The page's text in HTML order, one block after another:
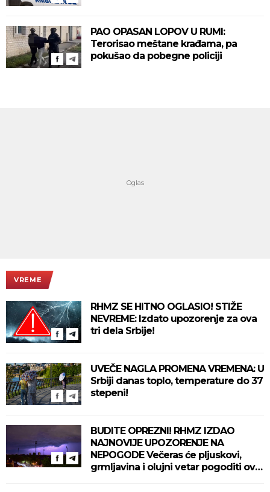
PAO OPASAN LOPOV U RUMI:
Terorisao meštane krađama, pa
pokušao da pobegne policiji
VREME
RHMZ SE HITNO OGLASIO! STIŽE
NEVREME: Izdato upozorenje za ova
tri dela Srbije!
UVEČE NAGLA PROMENA VREMENA: U
Srbiji danas toplo, temperature do 37
stepeni!
BUDITE OPREZNI! RHMZ IZDAO
NAJNOVIJE UPOZORENJE NA
NEPOGODE Večeras će pljuskovi,
grmljavina i olujni vetar pogoditi ove